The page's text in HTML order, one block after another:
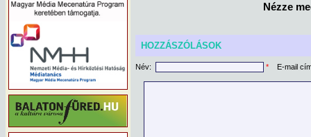
Nézze
HOZZÁSZÓLÁSOK
Név: * E-mail